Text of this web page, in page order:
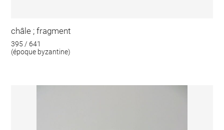
châle ; fragment
395 / 641
(époque byzantine)